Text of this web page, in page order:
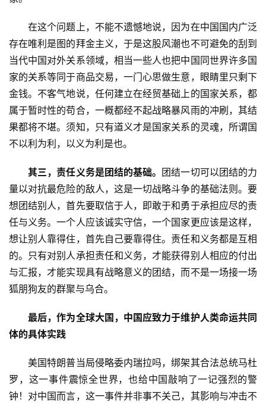
首
页
文
章
分
专
题
列
表
快
讯
多
在这个问题上，不能不遗憾地说，因为在中国国内广泛
存在唯利是图的拜金主义，于是这股风潮也不可避免的刮到
当代中国对外关系领域，相当一些人也把中国同世界许多国
家的关系等同于商品交易，一门心思做生意，眼睛里只剩下
金钱。不客气地说，任何建立在经贸基础上的国家关系，都
属于暂时性的苟合，一概都经不起战略暴风雨的冲刷，其结
果都将不堪。须知，只有道义才是国家关系的灵魂，所谓国
不以利为利，以义为利是也。
其三，责任义务是团结的基础。 团结一切可以团结的力
量以对抗最危险的敌人，这是一切战略斗争的基础法则。要
想团结别人，首先要取信于人，即敢于和勇于承担应尽的责
任与义务。一个人应该诚实守信，一个国家更应该是这样，
想让别人靠得住，首先自己要靠得住。责任和义务都是互相
的。只有对别人承担责任和义务，才能获得别人相应的付出
与汇报，才能实现具有战略意义的团结，而不是一场接一场
狐朋狗友的群聚与乌合。
最后，作为全球大国，中国应致力于维护人类命运共同
体的具体实践
美国特朗普当局侵略委内瑞拉吗，绑架其合法总统马杜
罗，这一事件震惊全世界，也给中国敲响了一记强烈的警
钟！对中国而言，这一事件并非事不关己，其影响与冲击不